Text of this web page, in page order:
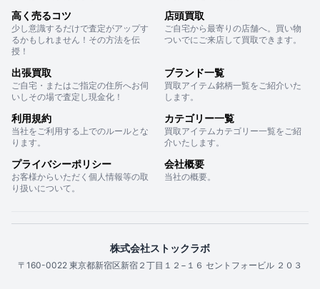
高く売るコツ
少し意識するだけで査定がアップす
るかもしれません！その方法を伝
授！
店頭買取
ご自宅から最寄りの店舗へ。買い物
ついでにご来店して買取できます。
出張買取
ご自宅・またはご指定の住所へお伺
いしその場で査定し現金化！
ブランド一覧
買取アイテム銘柄一覧をご紹介いた
します。
利用規約
当社をご利用する上でのルールとな
ります。
カテゴリー一覧
買取アイテムカテゴリー一覧をご紹
介いたします。
プライバシーポリシー
お客様からいただく個人情報等の取
り扱いについて。
会社概要
当社の概要。
株式会社ストックラボ
〒160-0022 東京都新宿区新宿２丁目１２−１６ セントフォービル ２０３